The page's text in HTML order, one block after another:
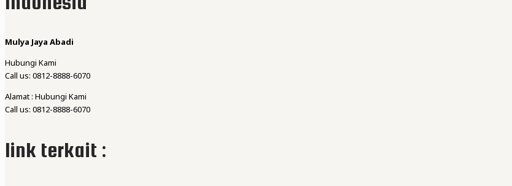
Mulya Jaya Abadi
Hubungi Kami
Call us: 0812-8888-6070
Alamat : Hubungi Kami
Call us: 0812-8888-6070
link terkait :